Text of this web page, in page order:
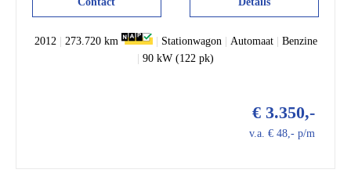
2012| 273.720 km Stationwagon| Automaat| Benzine
90 kW (122 pk)
€ 3.350,-
v.a. € 48,- p/m